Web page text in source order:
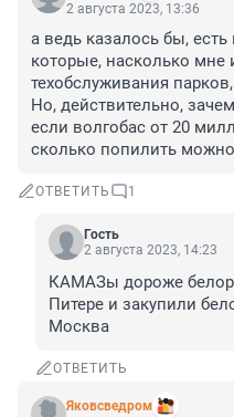
2 августа 2023, 13:36
а ведь казалось бы,
которые, насколько мне
техобслуживания
Но, действительно,
если волгобас от 20
сколько попилить можно
ОТВЕТИТЬ 1
Гость
2 августа 2023, 14:23
КАМАЗы дороже
Питере и закупили
Москва
ОТВЕТИТЬ
Яковсведром